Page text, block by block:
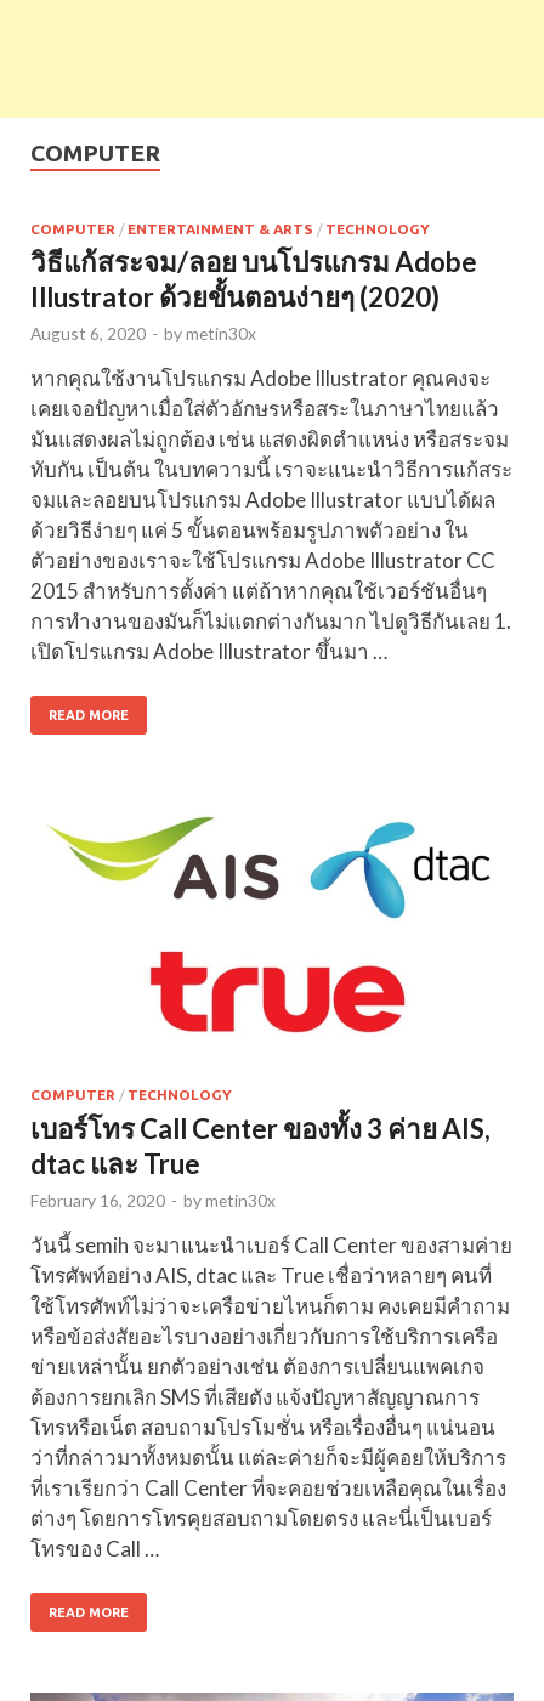
COMPUTER
COMPUTER / ENTERTAINMENT & ARTS / TECHNOLOGY
วิธีแก้สระจม/ลอย บนโปรแกรม Adobe
Illustrator ด้วยขั้นตอนง่ายๆ (2020)
August 6, 2020 - bymetin30x
หากคุณใช้งานโปรแกรม Adobe Illustrator คุณคงจะ
เคยเจอปัญหาเมื่อใส่ตัวอักษรหรือสระในภาษาไทยแล้ว
มันแสดงผลไม่ถูกต้อง เช่น แสดงผิดตำแหน่ง หรือสระจม
ทับกัน เป็นต้น ในบทความนี้ เราจะแนะนำวิธีการแก้สระ
จมและลอยบนโปรแกรม Adobe Illustrator แบบได้ผล
ด้วยวิธีง่ายๆ แค่ 5 ขั้นตอนพร้อมรูปภาพตัวอย่าง ใน
ตัวอย่างของเราจะใช้โปรแกรม Adobe Illustrator CC
2015 สำหรับการตั้งค่า แต่ถ้าหากคุณใช้เวอร์ชันอื่นๆ
การทำงานของมันก็ไม่แตกต่างกันมาก ไปดูวิธีกันเลย 1.
เปิดโปรแกรม Adobe Illustrator ขึ้นมา …
READ MORE
COMPUTER / TECHNOLOGY
เบอร์โทร Call Center ของทั้ง 3 ค่าย AIS,
dtac และ True
February 16, 2020 - bymetin30x
วันนี้ semih จะมาแนะนำเบอร์ Call Center ของสามค่าย
โทรศัพท์อย่าง AIS, dtac และ True เชื่อว่าหลายๆ คนที่
ใช้โทรศัพท์ไม่ว่าจะเครือข่ายไหนก็ตาม คงเคยมีคำถาม
หรือข้อส่งสัยอะไรบางอย่างเกี่ยวกับการใช้บริการเครือ
ข่ายเหล่านั้น ยกตัวอย่างเช่น ต้องการเปลี่ยนแพคเกจ
ต้องการยกเลิก SMS ที่เสียตัง แจ้งปัญหาสัญญาณการ
โทรหรือเน็ต สอบถามโปรโมชั่น หรือเรื่องอื่นๆ แน่นอน
ว่าที่กล่าวมาทั้งหมดนั้น แต่ละค่ายก็จะมีผู้คอยให้บริการ
ที่เราเรียกว่า Call Center ที่จะคอยช่วยเหลือคุณในเรื่อง
ต่างๆ โดยการโทรคุยสอบถามโดยตรง และนี่เป็นเบอร์
โทรของ Call …
READ MORE